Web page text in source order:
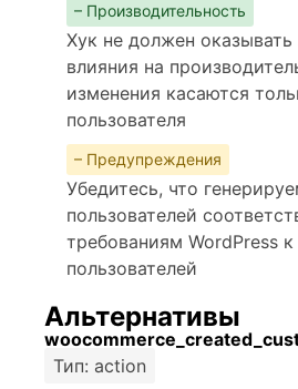
– Производительность
Хук не должен оказывать
влияния на
изменения касаются
пользователя
– Предупреждения
Убедитесь, что
пользователей
требованиям WordPress
пользователей
Альтернативы
Тип: action